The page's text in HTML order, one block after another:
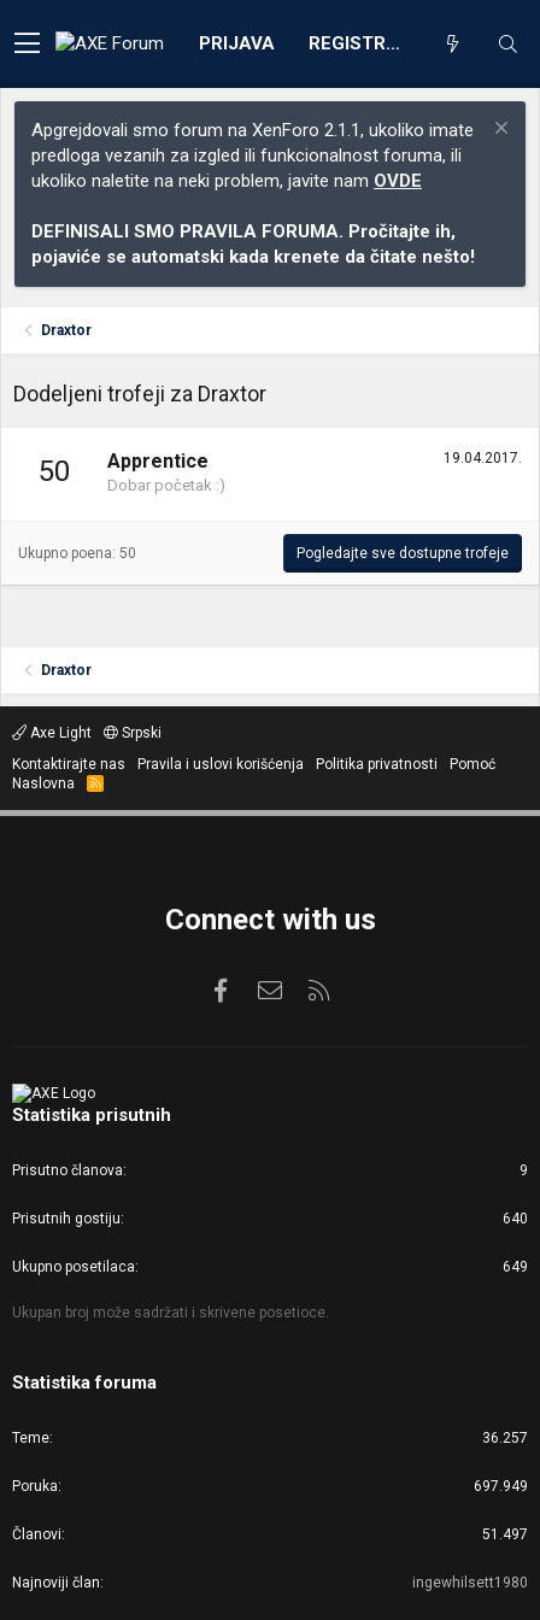
PRIJAVA REGISTRACIJA
Apgrejdovali smo forum na XenForo 2.1.1, ukoliko imate
predloga vezanih za izgled ili funkcionalnost foruma, ili
ukoliko naletite na neki problem, javite nam OVDE
DEFINISALI SMO PRAVILA FORUMA. Pročitajte ih,
pojaviće se automatski kada krenete da čitate nešto!
Draxtor
Dodeljeni trofeji za Draxtor
50 19.04.2017.
Apprentice
Dobar početak :)
Ukupno poena: 50 Pogledajte sve dostupne trofeje
Draxtor
Axe Light
Srpski
Kontaktirajte nas
Pravila i uslovi korišćenja Politika privatnosti
Pomoć
Naslovna
R
S
Connect with us
FacebookKontaktirajte nas
Statistika prisutnih
Prisutno članova 9
Prisutnih gostiju 640
Ukupno posetilaca 649
Ukupan broj može sadržati i skrivene posetioce.
Statistika foruma
Teme 36.257
Poruka 697.949
Članovi 51.497
Najnoviji član ingewhilsett1980